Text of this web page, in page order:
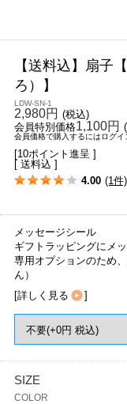
【送料込】扇子
ろ）】
LDW-SN-1
2,980円 (税込)
会員特別価格1,100円
会員価格で購入するにはログイ
[10ポイント進呈 ]
[ 送料込 ]
4.00 (1件)
メッセージシール
ギフトラッピングにメ
専用オプションのため
ん）
[詳しく見る ]
SIZE
COLOR